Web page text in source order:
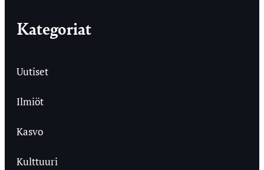
Kategoriat
Uutiset
Ilmiöt
Kasvo
Kulttuuri